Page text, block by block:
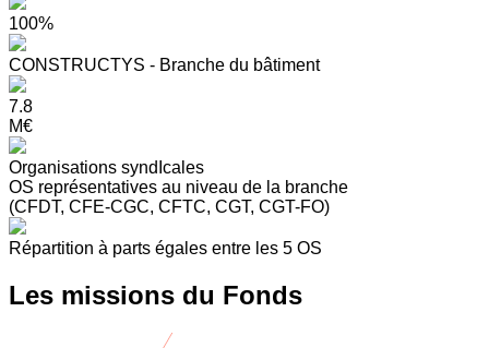
100%
CONSTRUCTYS - Branche du bâtiment
7.8
M€
Organisations syndIcales
OS représentatives au niveau de la branche
(CFDT, CFE-CGC, CFTC, CGT, CGT-FO)
Répartition à parts égales entre les 5 OS
Les missions du Fonds